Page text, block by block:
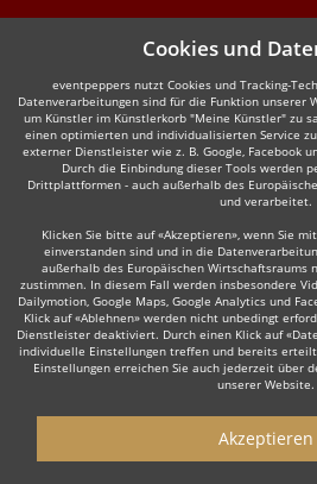
Cookies und
eventpeppers nutzt Cookies und Tracking-
Datenverarbeitungen sind für die Funktion unserer
um Künstler im Künstlerkorb "Meine Künstler" zu
einen optimierten und individualisierten Service
externer Dienstleister wie z. B. Google, Facebook
Durch die Einbindung dieser Tools werden
Drittplattformen - auch außerhalb des
und verarbeitet.
Klicken Sie bitte auf «Akzeptieren», wenn Sie
einverstanden sind und in die
außerhalb des Europäischen Wirtschaftsraums
zustimmen. In diesem Fall werden insbesondere
Dailymotion, Google Maps, Google Analytics und
Klick auf «Ablehnen» werden nicht unbedingt
Dienstleister deaktiviert. Durch einen Klick auf
individuelle Einstellungen treffen und bereits
Einstellungen erreichen Sie auch jederzeit über
unserer Website.
Akzeptieren